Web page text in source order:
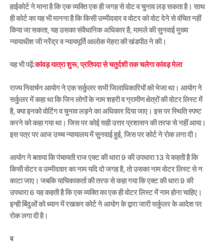
हाईकोर्ट ने माना है कि एक व्यक्ति एक ही जगह से वोट व चुनाव लड़ सकता है। साथ
ही कोर्ट का यह भी मानना है कि किसी उम्मीदवार व वोटर को वोट देने से वंचित नहीं
किया जा सकता, यह उसका संवैधानिक अधिकार है, मामले की सुनवाई मुख्य
न्यायाधीश जी नरेंद्र व न्यायमूर्ति आलोक मेहरा की खंडपीठ ने की।
यह भी पढ़ें:कांवड़ यात्रा शुरू, प्रतिपदा से चतुर्दशी तक चलेगा कांवड़ मेला
राज्य निवार्चन आयोग ने एक सर्कुलर सभी जिलाधिकारियों को भेजा था। आयोग ने
सर्कुलर में कहा था कि जिन लोगों के नाम शहरी व ग्रामीण क्षेत्रों की वोटर लिस्ट में
है, क्या इनको वोटिंग व चुनाव लड़ने का अधिकार दिया जाए। इस पर स्थिति स्पष्ट
करने को कहा गया था। जिस पर कोई सही उत्तर प्रशासन की तरफ से नहीं आया।
इस पत्र पर आज उच्च न्यायालय में सुनवाई हुई, जिस पर कोर्ट ने रोक लगा दी।
आयोग ने बताया कि पंचायती राज एक्ट की धारा 9 की उपधारा 13 ये कहती है कि
किसी वोटर व उम्मीदवार का नाम यदि दो जगह है, तो उसका नाम वोटर लिस्ट से न
काटा जाए। जबकि याचिकाकर्ता की तरफ से कहा गया कि एक्ट की धारा 9 की
उपधारा 6 यह कहती है कि एक व्यक्ति का एक ही वोटर लिस्ट में नाम होना चाहिए।
इन्ही बिंदुओं को ध्यान में रखकर कोर्ट ने आयोग के द्वारा जारी सर्कुलर के आदेश पर
रोक लगा दी है।
ब